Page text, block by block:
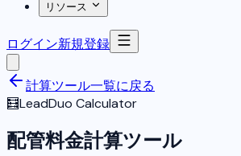
リソース
ログイン新規登録
計算ツール一覧に戻る
🧮LeadDuo Calculator
配管料金計算ツール